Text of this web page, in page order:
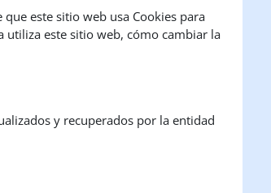
este sitio web usa Cookies para
utiliza este sitio web, cómo cambiar la
y recuperados por la entidad